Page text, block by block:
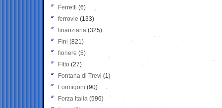
Ferretti (6)
ferrovie (133)
finanziaria (325)
Fini (821)
fioriere (5)
Fitto (27)
Fontana di Trevi (1)
Formigoni (90)
Forza Italia (596)